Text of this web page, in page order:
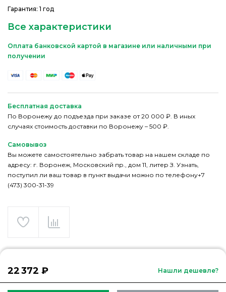
Гарантия: 1 год
Все характеристики
Оплата банковской картой в магазине или наличными при
получении
Бесплатная доставка
По Воронежу до подъезда при заказе от 20 000 ₽. В иных
случаях стоимость доставки по Воронежу – 500 ₽.
Самовывоз
Вы можете самостоятельно забрать товар на нашем складе по
адресу: г. Воронеж, Московский пр., дом 11, литер З. Узнать,
поступил ли ваш товар в пункт выдачи можно по телефону+7
(473) 300-31-39
22 372 ₽ Нашли дешевле?